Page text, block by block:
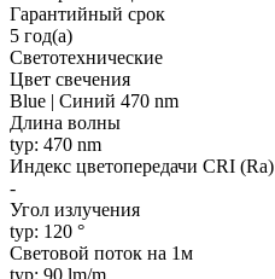
Гарантийный срок
5 год(а)
Светотехнические
Цвет свечения
Blue | Синий 470 nm
Длина волны
typ: 470 nm
Индекс цветопередачи CRI (Ra)
-
Угол излучения
typ: 120 °
Световой поток на 1м
typ: 90 lm/m